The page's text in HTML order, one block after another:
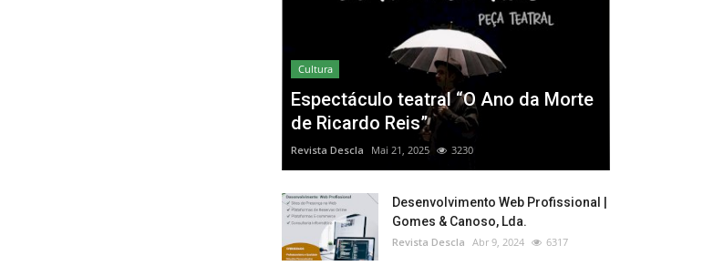
Cultura
Espectáculo teatral “O Ano da Morte
de Ricardo Reis”
Revista Descla Mai 21, 2025 3230
Desenvolvimento Web Profissional |
Gomes & Canoso, Lda.
Revista Descla Abr 9, 2024 6317